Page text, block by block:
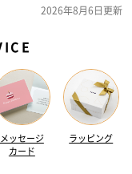
2026年8月6日更新
メッセージ
カード
ラッピング